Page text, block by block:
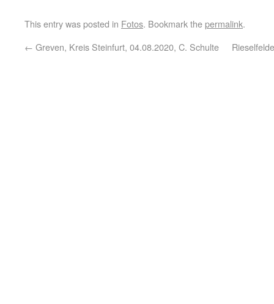
This entry was posted in Fotos. Bookmark thepermalink.
← Greven, Kreis Steinfurt, 04.08.2020, C. Schulte